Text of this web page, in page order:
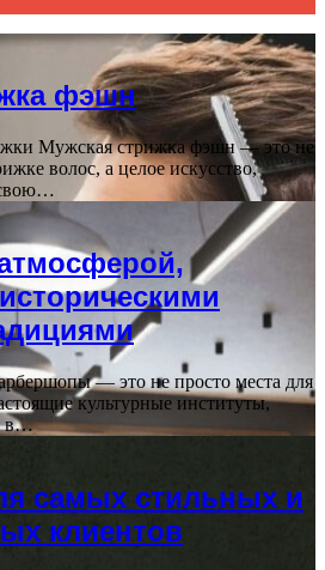
фэшн
Мужская стрижка фэшн — это не
волос, а целое искусство,
— это не просто места для
культурные институты,
в…
самых стильных и
клиентов